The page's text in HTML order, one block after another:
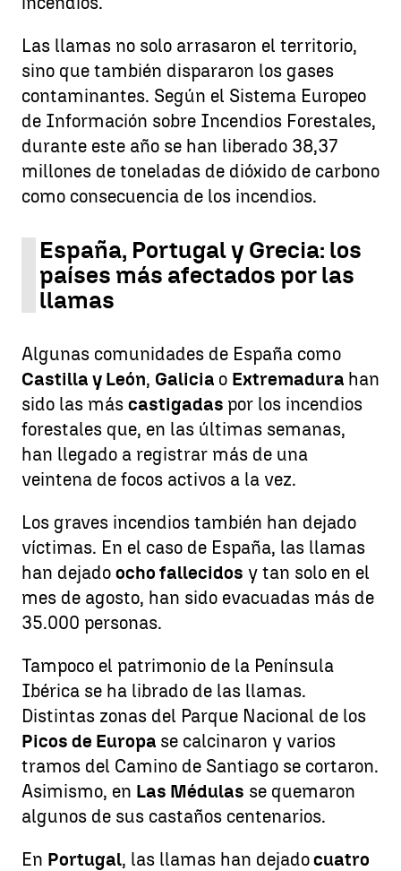
Las llamas no solo arrasaron el territorio,
sino que también dispararon los gases
contaminantes. Según el Sistema Europeo
de Información sobre Incendios Forestales,
durante este año se han liberado 38,37
millones de toneladas de dióxido de carbono
como consecuencia de los incendios.
España, Portugal y Grecia: los
países más afectados por las
llamas
Algunas comunidades de España como
Castilla y León, Galicia o Extremadura han
sido las más castigadas por los incendios
forestales que, en las últimas semanas,
han llegado a registrar más de una
veintena de focos activos a la vez.
Los graves incendios también han dejado
víctimas. En el caso de España, las llamas
han dejado ocho fallecidos y tan solo en el
mes de agosto, han sido evacuadas más de
35.000 personas.
Tampoco el patrimonio de la Península
Ibérica se ha librado de las llamas.
Distintas zonas del Parque Nacional de los
Picos de Europa se calcinaron y varios
tramos del Camino de Santiago se cortaron.
Asimismo, en Las Médulas se quemaron
algunos de sus castaños centenarios.
En Portugal, las llamas han dejadocuatro